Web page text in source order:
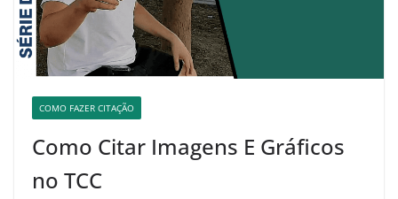
COMO FAZER CITAÇÃO
Como Citar Imagens E Gráficos
no TCC️